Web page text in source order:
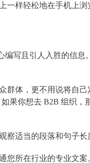
一样轻松地在手机上浏
编写且引人入胜的信
群体，更不用说将自
果你想去 B2B 组织，
适当的段落和句子长
您所在行业的专业文